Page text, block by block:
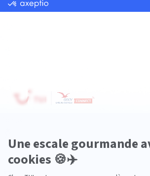
Premium